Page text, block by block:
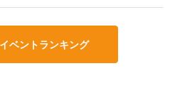
ベントランキング